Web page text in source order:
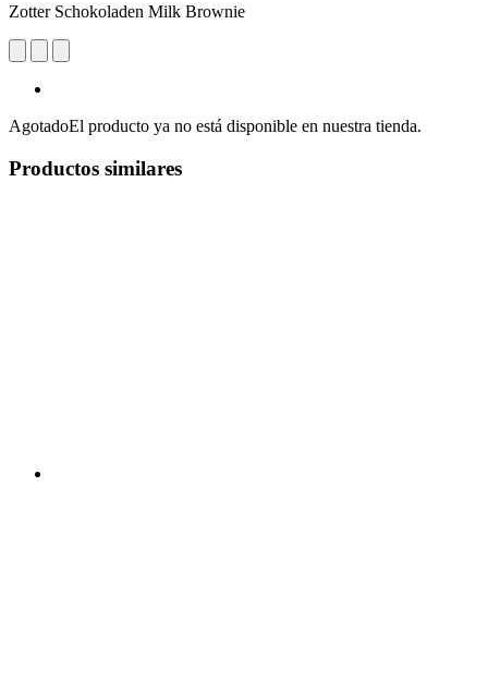
Zotter Schokoladen Milk Brownie
AgotadoEl producto ya no está disponible en nuestra tienda.
Productos similares